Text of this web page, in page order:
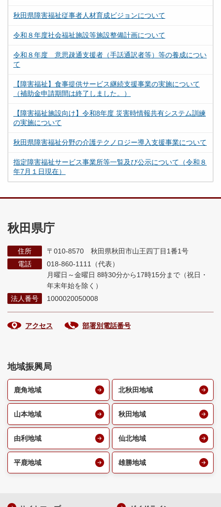
秋田県障害福祉従事者人材育成ビジョンについて
令和８年度社会福祉施設等施設整備計画について
令和８年度 意思疎通支援者（手話通訳者等）等の養成につい
て
【障害福祉】食事提供サービス継続支援事業の実施について
（補助金申請期間は終了しました。）
【障害福祉施設向け】令和8年度 災害時情報共有システム訓練
の実施について
秋田県障害福祉分野の介護テクノロジー導入支援事業について
指定障害福祉サービス事業所等一覧及び公示について（令和８
年7月１日現在）
秋田県庁
住所
〒010-8570 秋田県秋田市山王四丁目1番1号
電話
018-860-1111（代表）
月曜日～金曜日 8時30分から17時15分まで （祝日・
年末年始を除く）
法人番号
1000020050008
アクセス 部署別電話番号
地域振興局
鹿角地域 北秋田地域
山本地域 秋田地域
由利地域 仙北地域
平鹿地域 雄勝地域